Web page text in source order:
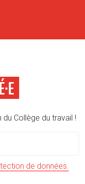
Collège du travail !
de données.